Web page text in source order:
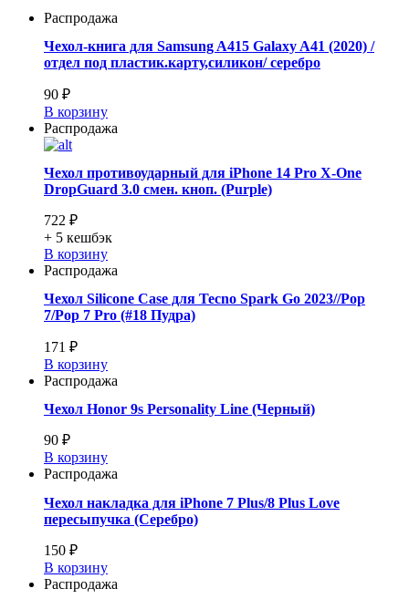
Распродажа
Чехол-книга для Samsung A415 Galaxy A41 (2020) /
отдел под пластик.карту,силикон/ серебро
90 ₽
В корзину
Распродажа
Чехол противоударный для iPhone 14 Pro X-One
DropGuard 3.0 смен. кноп. (Purple)
722 ₽
+ 5 кешбэк
В корзину
Распродажа
Чехол Silicone Case для Tecno Spark Go 2023//Pop
7/Pop 7 Pro (#18 Пудра)
171 ₽
В корзину
Распродажа
Чехол Honor 9s Personality Line (Черный)
90 ₽
В корзину
Распродажа
Чехол накладка для iPhone 7 Plus/8 Plus Love
пересыпучка (Серебро)
150 ₽
В корзину
Распродажа